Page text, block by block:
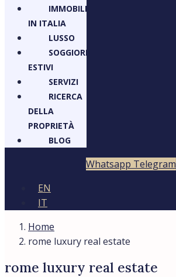
IMMOBILI
IN ITALIA
LUSSO
SOGGIORNI
ESTIVI
SERVIZI
RICERCA
DELLA
PROPRIETÀ
BLOG
Whatsapp Telegram
EN
IT
Home
rome luxury real estate
rome luxury real estate